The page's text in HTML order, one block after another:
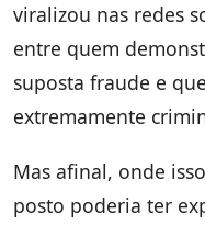
viralizou nas redes
entre quem
suposta fraude e
extremamente
Mas afinal, onde
posto poderia ter